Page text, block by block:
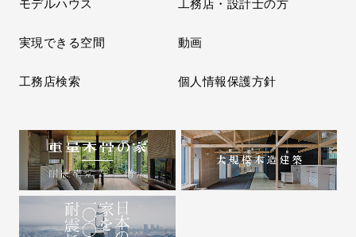
モデルハウス 工務店・設計士の方
実現できる空間 動画
工務店検索 個人情報保護方針